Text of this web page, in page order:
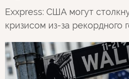
Exxpress: США могут
кризисом из-за рекордного